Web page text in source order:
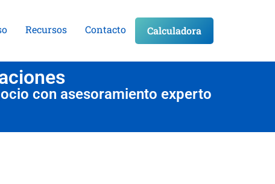
Recursos Contacto Calculadora
con asesoramiento experto